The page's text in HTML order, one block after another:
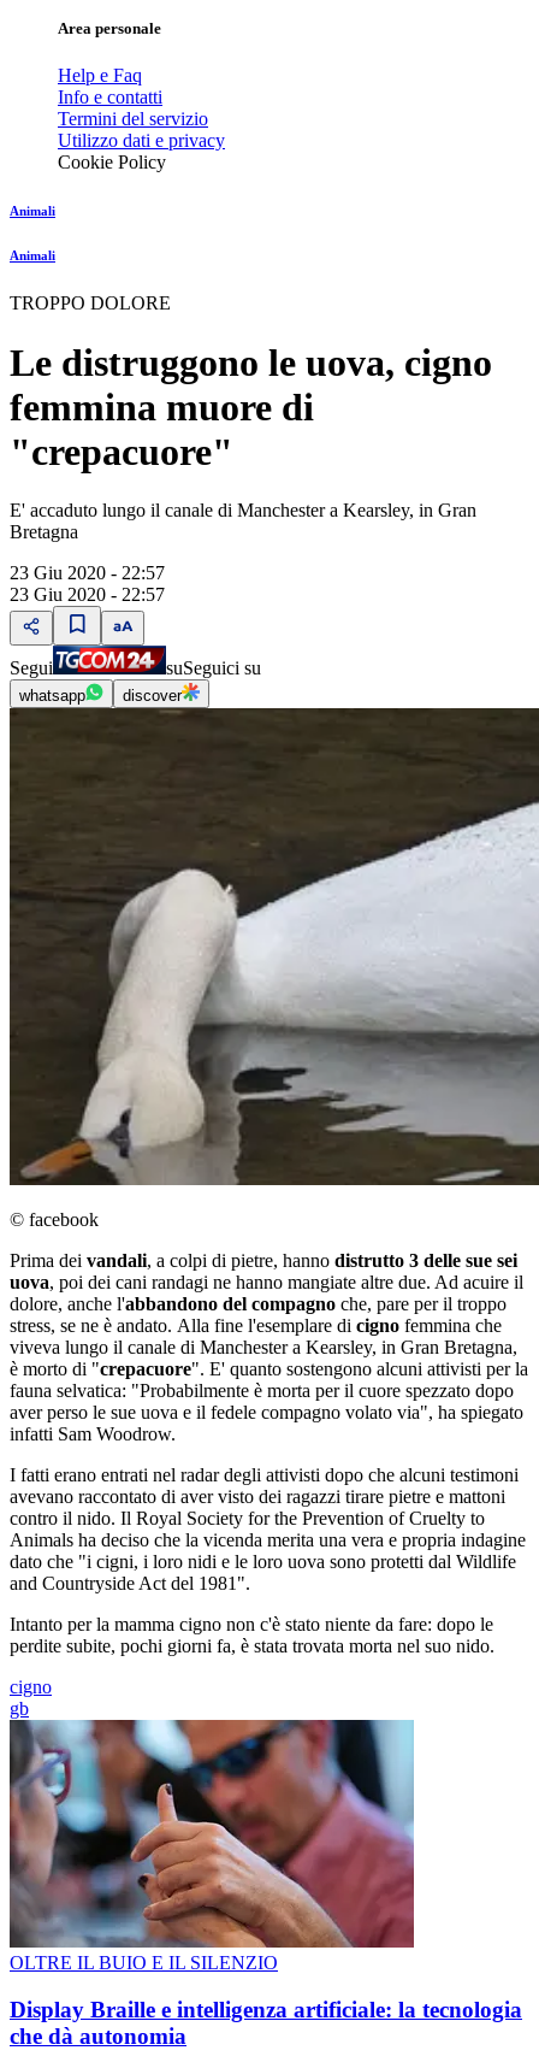
Area personale
Help e Faq
Info e contatti
Termini del servizio
Utilizzo dati e privacy
Cookie Policy
Animali
Animali
TROPPO DOLORE
Le distruggono le uova, cigno
femmina muore di
"crepacuore"
E' accaduto lungo il canale di Manchester a Kearsley, in Gran
Bretagna
23 Giu 2020 - 22:57
23 Giu 2020 - 22:57
Segui suSeguici su
whatsapp discover
© facebook
Prima dei vandali, a colpi di pietre, hanno distrutto 3 delle sue sei
uova, poi dei cani randagi ne hanno mangiate altre due. Ad acuire il
dolore, anche l'abbandono del compagno che, pare per il troppo
stress, se ne è andato. Alla fine l'esemplare di cigno femmina che
viveva lungo il canale di Manchester a Kearsley, in Gran Bretagna,
è morto di "crepacuore". E' quanto sostengono alcuni attivisti per la
fauna selvatica: "Probabilmente è morta per il cuore spezzato dopo
aver perso le sue uova e il fedele compagno volato via", ha spiegato
infatti Sam Woodrow.
I fatti erano entrati nel radar degli attivisti dopo che alcuni testimoni
avevano raccontato di aver visto dei ragazzi tirare pietre e mattoni
contro il nido. Il Royal Society for the Prevention of Cruelty to
Animals ha deciso che la vicenda merita una vera e propria indagine
dato che "i cigni, i loro nidi e le loro uova sono protetti dal Wildlife
and Countryside Act del 1981".
Intanto per la mamma cigno non c'è stato niente da fare: dopo le
perdite subite, pochi giorni fa, è stata trovata morta nel suo nido.
cigno
gb
OLTRE IL BUIO E IL SILENZIO
Display Braille e intelligenza artificiale: la tecnologia
che dà autonomia